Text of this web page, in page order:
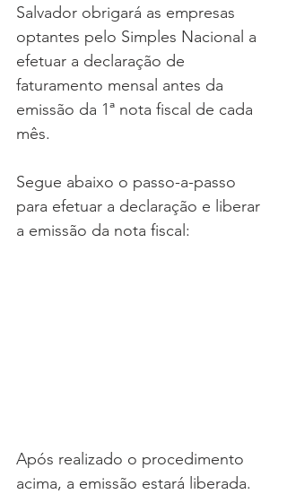
Salvador obrigará as empresas
optantes pelo Simples Nacional a
efetuar a declaração de
faturamento mensal antes da
emissão da 1ª nota fiscal de cada
mês.
Segue abaixo o passo-a-passo
para efetuar a declaração e liberar
a emissão da nota fiscal:
Após realizado o procedimento
acima, a emissão estará liberada.